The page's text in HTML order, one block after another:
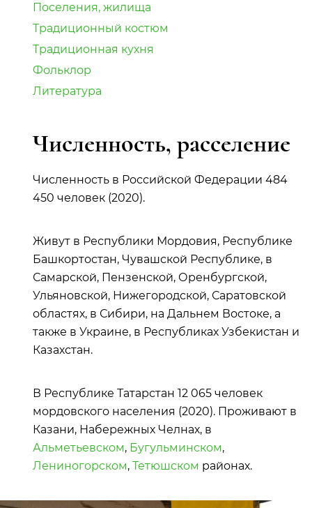
Поселения, жилища
Традиционный костюм
Традиционная кухня
Фольклор
Литература
Численность, расселение
Численность в Российской Федерации 484
450 человек (2020).
Живут в Республики Мордовия, Республике
Башкортостан, Чувашской Республике, в
Самарской, Пензенской, Оренбургской,
Ульяновской, Нижегородской, Саратовской
областях, в Сибири, на Дальнем Востоке, а
также в Украине, в Республиках Узбекистан и
Казахстан.
В Республике Татарстан 12 065 человек
мордовского населения (2020). Проживают в
Казани, Набережных Челнах, в
Альметьевском, Бугульминском,
Лениногорском, Тетюшском районах.